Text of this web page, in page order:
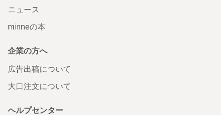
ニュース
minneの本
企業の方へ
広告出稿について
大口注文について
ヘルプセンター